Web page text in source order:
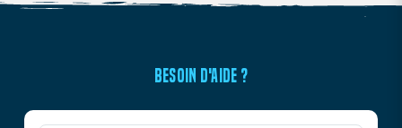
BESOIN D'AIDE ?